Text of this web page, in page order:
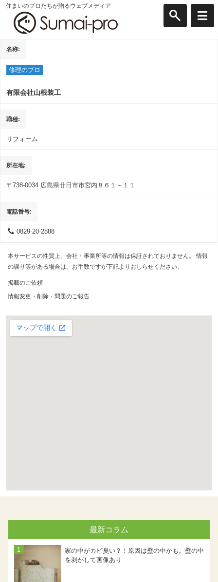
住まいのプロたちが贈るウェブメディア
名称
修理のプロ
有限会社山根装工
職種
リフォーム
所在地
〒738-0034 広島県廿日市市宮内８６１－１１
電話番号
0829-20-2888
本サービスの性質上、会社・事業所等の情報は保証されておりません。 情報
の誤り等がある場合は、お手数ですが下記よりおしらせください。
掲載のご依頼
情報変更・削除・問題のご報告
最新コラム
家の中がカビ臭い？！原因は壁の中かも。壁の中
を剥がして画像あり